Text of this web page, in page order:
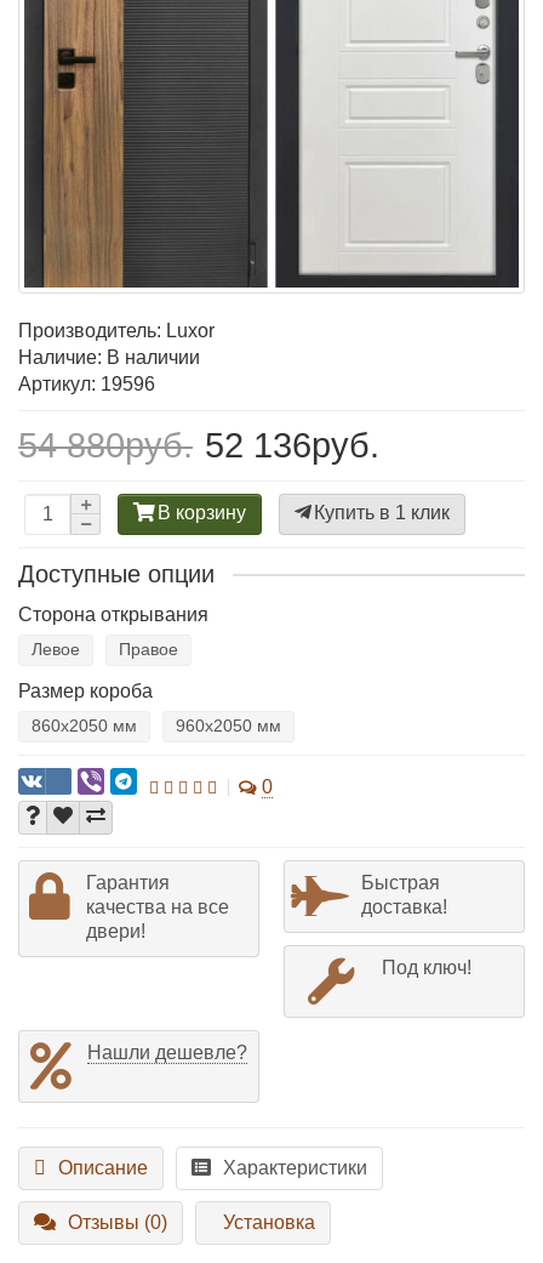
Производитель: Luxor
Наличие: В наличии
Артикул: 19596
54 880руб. 52 136руб.
В корзину Купить в 1 клик
Доступные опции
Сторона открывания
Левое Правое
Размер короба
860х2050 мм 960х2050 мм
0
Гарантия
качества на все
двери!
Быстрая
доставка!
Под ключ!
Нашли дешевле?
Описание Характеристики
Отзывы (0) Установка